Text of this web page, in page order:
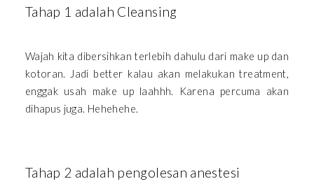
Tahap 1 adalah Cleansing
Wajah kita dibersihkan terlebih dahulu dari make up dan
kotoran. Jadi better kalau akan melakukan treatment,
enggak usah make up laahhh. Karena percuma akan
dihapus juga. Hehehehe.
Tahap 2 adalah pengolesan anestesi